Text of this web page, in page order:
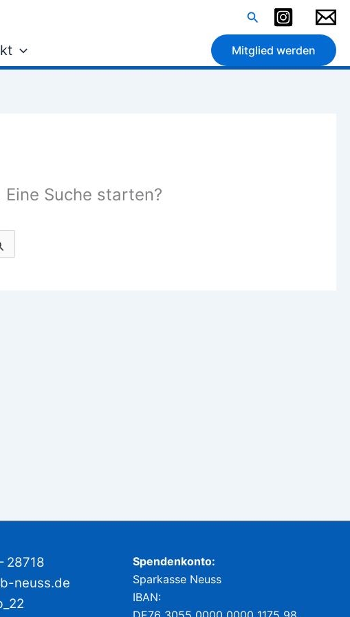
Suchen
Mitglied werden
Suche starten?
28718
neuss.de
Spendenkonto:
Sparkasse Neuss
IBAN: